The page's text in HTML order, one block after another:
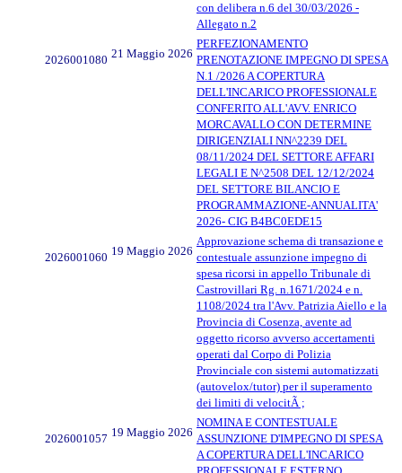
con delibera n.6 del 30/03/2026 -
Allegato n.2
2026001080 21 Maggio 2026
PERFEZIONAMENTO
PRENOTAZIONE IMPEGNO DI SPESA
N.1 /2026 A COPERTURA
DELL'INCARICO PROFESSIONALE
CONFERITO ALL'AVV. ENRICO
MORCAVALLO CON DETERMINE
DIRIGENZIALI NN^2239 DEL
08/11/2024 DEL SETTORE AFFARI
LEGALI E N^2508 DEL 12/12/2024
DEL SETTORE BILANCIO E
PROGRAMMAZIONE-ANNUALITA'
2026- CIG B4BC0EDE15
2026001060 19 Maggio 2026
Approvazione schema di transazione e
contestuale assunzione impegno di
spesa ricorsi in appello Tribunale di
Castrovillari Rg. n.1671/2024 e n.
1108/2024 tra l'Avv. Patrizia Aiello e la
Provincia di Cosenza, avente ad
oggetto ricorso avverso accertamenti
operati dal Corpo di Polizia
Provinciale con sistemi automatizzati
(autovelox/tutor) per il superamento
dei limiti di velocitÃ ;
2026001057 19 Maggio 2026
NOMINA E CONTESTUALE
ASSUNZIONE D'IMPEGNO DI SPESA
A COPERTURA DELL'INCARICO